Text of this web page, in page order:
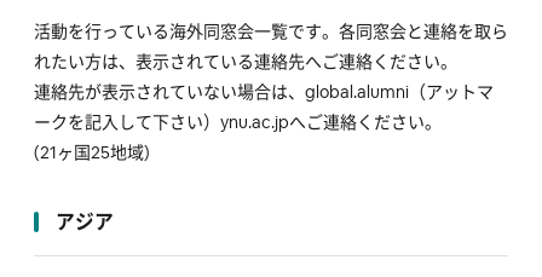
活動を行っている海外同窓会一覧です。各同窓会と連絡を取ら
れたい方は、表示されている連絡先へご連絡ください。
連絡先が表示されていない場合は、global.alumni（アットマ
ークを記入して下さい）ynu.ac.jpへご連絡ください。
(21ヶ国25地域)
アジア